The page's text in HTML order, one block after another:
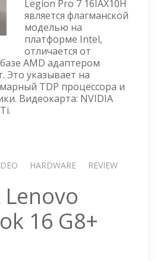
LEGION
PRO
Legion Pro 7 16IAX10H
является флагманской
моделью на
платформе Intel,
отличается от
AMD адаптером
Это указывает на
TDP процессора и
Видеокарта: NVIDIA
HARDWARE REVIEW
Lenovo
16 G8+